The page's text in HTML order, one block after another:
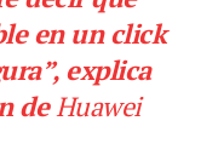
en un click
explica
de Huawei